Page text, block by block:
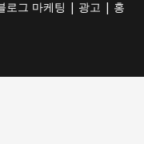
로그 마케팅 | 광고 | 홍